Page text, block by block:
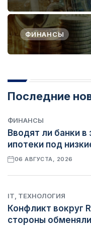
ФИНАНСЫ
Последние
ФИНАНСЫ
Вводят ли банки
ипотеки под
06 АВГУСТА, 2026
IT, ТЕХНОЛОГИЯ
Конфликт вокруг
стороны